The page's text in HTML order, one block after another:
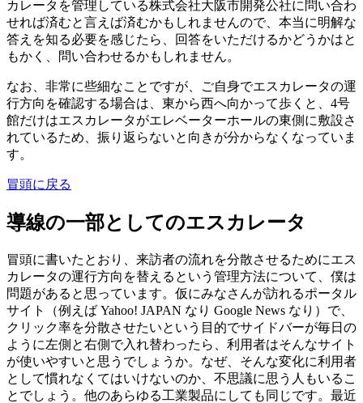
カレータを管理している株式会社大阪市開発公社に問い合わ
せれば済むと言えば済むかもしれませんので、本当に明解な
答えを知る必要を感じたら、回答をいただけるかどうかはと
もかく、問い合わせるかもしれません。
なお、非常に些細なことですが、ご自身でエスカレータの運
行方向を確認する場合は、東から西へ向かって歩くと、4号
館だけはエスカレータがエレベーターホールの東側に敷設さ
れているため、振り返らないと向きが分からなくなっていま
す。
冒頭に戻る
導線の一部としてのエスカレータ
冒頭に書いたとおり、来訪者の流れを分散させるためにエス
カレータの運行方向を替えるという管理方法について、僕は
問題があると思っています。仮にみなさんが訪れるポータル
サイト（例えば Yahoo! JAPAN なり Google News なり）で、
クリック率を分散させたいという目的でサイドバーが毎日の
ように左側と右側で入れ替わったら、利用者はそんなサイト
が使いやすいと思うでしょうか。なぜ、そんな変化に利用者
として慣れなくてはいけないのか、不思議に思う人もいるこ
とでしょう。他のあらゆる工業製品にしても同じです。最近